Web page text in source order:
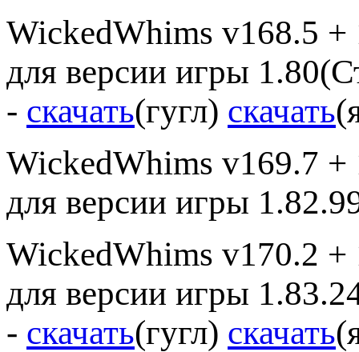
WickedWhims v168.5 +
для версии игры
- скачать(гугл) скачать
WickedWhims v169.7 +
для версии игры
WickedWhims v170.2 +
для версии игры
- скачать(гугл) скачать